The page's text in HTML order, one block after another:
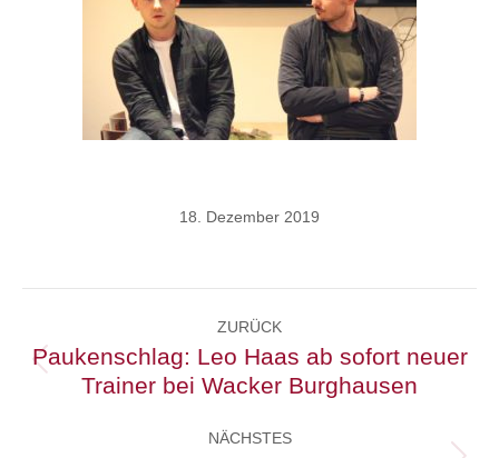
18. Dezember 2019
ZURÜCK
Vorheriger
Beitrag:
Paukenschlag: Leo Haas ab sofort neuer
Trainer bei Wacker Burghausen
NÄCHSTES